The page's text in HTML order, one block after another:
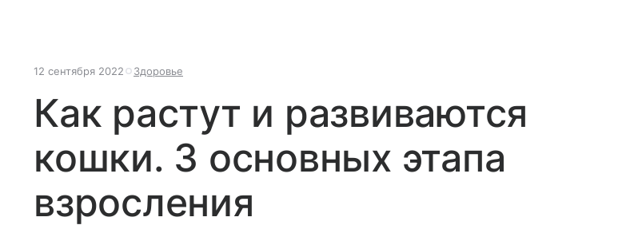
12 сентября 2022 Здоровье
Как растут и развиваются
кошки. 3 основных этапа
взросления